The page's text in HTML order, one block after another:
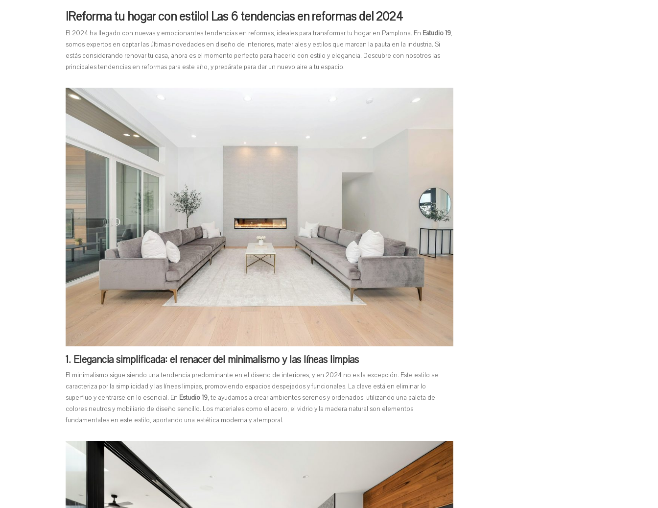
¡Reforma tu hogar con estilo! Las 6 tendencias en reformas del 2024
El 2024 ha llegado con nuevas y emocionantes tendencias en reformas, ideales para transformar tu hogar en Pamplona. En Estudio 19,
somos expertos en captar las últimas novedades en diseño de interiores, materiales y estilos que marcan la pauta en la industria. Si
estás considerando renovar tu casa, ahora es el momento perfecto para hacerlo con estilo y elegancia. Descubre con nosotros las
principales tendencias en reformas para este año, y prepárate para dar un nuevo aire a tu espacio.
1. Elegancia simplificada: el renacer del minimalismo y las líneas limpias
El minimalismo sigue siendo una tendencia predominante en el diseño de interiores, y en 2024 no es la excepción. Este estilo se
caracteriza por la simplicidad y las líneas limpias, promoviendo espacios despejados y funcionales. La clave está en eliminar lo
superfluo y centrarse en lo esencial. En Estudio 19, te ayudamos a crear ambientes serenos y ordenados, utilizando una paleta de
colores neutros y mobiliario de diseño sencillo. Los materiales como el acero, el vidrio y la madera natural son elementos
fundamentales en este estilo, aportando una estética moderna y atemporal.